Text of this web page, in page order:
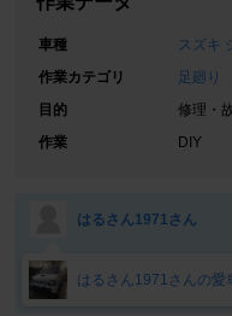
車種
スズキ
作業カテゴリ
足廻り
目的
修理・
作業
DIY
はるさん1971さん
はるさん1971さんの愛